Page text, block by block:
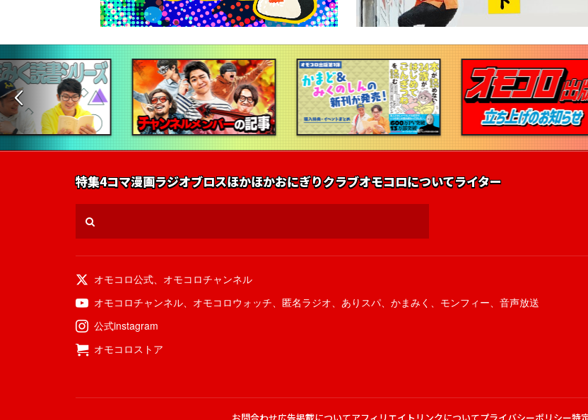
特集4コマ漫画ラジオブロスほかほかおにぎりクラブオモコロについてライター
オモコロ公式、 オモコロチャンネル
オモコロチャンネル、 オモコロウォッチ、 匿名ラジオ、 ありスパ、 かまみく 、 モンフィー、 音声放送
公式instagram
オモコロストア